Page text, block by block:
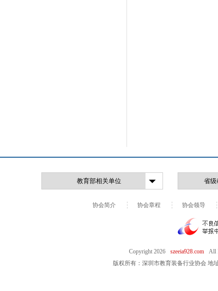
协会简介 协会章程 协会领导
Copyright2026 szeeia928.com
All
版权所有：深圳市教育装备行业协会 地